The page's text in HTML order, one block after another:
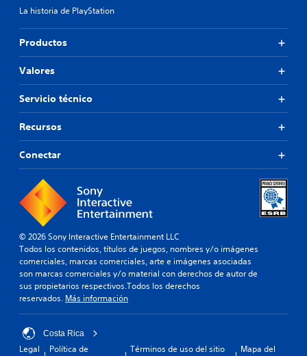
La historia de PlayStation
Productos
Valores
Servicio técnico
Recursos
Conectar
© 2026 Sony Interactive Entertainment LLC
Todos los contenidos, títulos de juegos, nombres y/o imágenes
comerciales, marcas comerciales, arte e imágenes asociadas
son marcas comerciales y/o material con derechos de autor de
sus propietarios respectivos.Todos los derechos
reservados. Más información
Costa Rica
Legal
Política de
Términos de uso del sitio
Mapa del